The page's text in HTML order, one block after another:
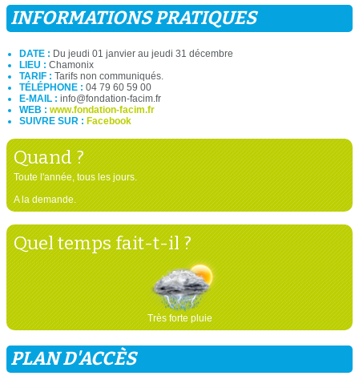
INFORMATIONS PRATIQUES
DATE : Du jeudi 01 janvier au jeudi 31 décembre
LIEU : Chamonix
TARIF : Tarifs non communiqués.
TÉLÉPHONE : 04 79 60 59 00
E-MAIL : info@fondation-facim.fr
WEB : www.fondation-facim.fr
SUIVRE SUR : Facebook
Quand ?
Toute l'année, tous les jours.
A la demande.
Quel temps fait-t-il ?
Très forte pluie
PLAN D'ACCÈS